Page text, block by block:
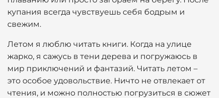
купания всегда чувствуешь себя бодрым и
свежим.
Летом я люблю читать книги. Когда на улице
жарко, я сажусь в тени дерева и погружаюсь в
мир приключений и фантазий. Читать летом –
это особое удовольствие. Ничто не отвлекает от
чтения, и можно полностью погрузиться в сюжет